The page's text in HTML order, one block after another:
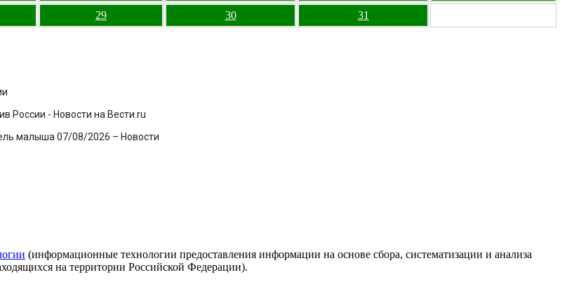
29 30 31
России - Новости на Вести.ru
малыша 07/08/2026 – Новости
(информационные технологии предоставления информации на основе сбора, систематизации и анализа
на территории Российской Федерации).